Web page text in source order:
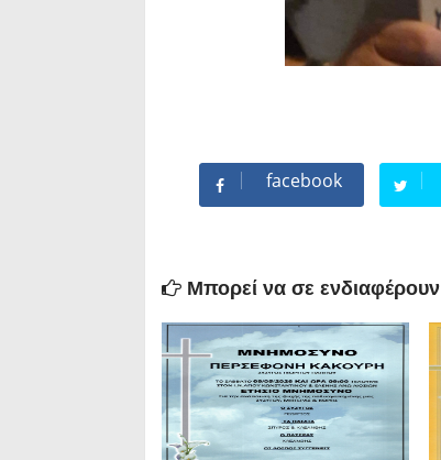
facebook
Μπορεί να σε ενδιαφέρουν